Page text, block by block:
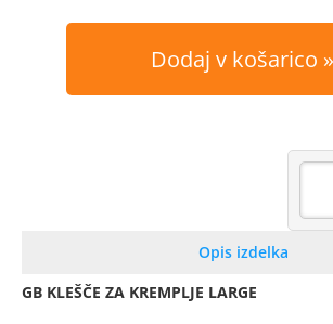
Dodaj v košarico
Opis izdelka
GB KLEŠČE ZA KREMPLJE LARGE